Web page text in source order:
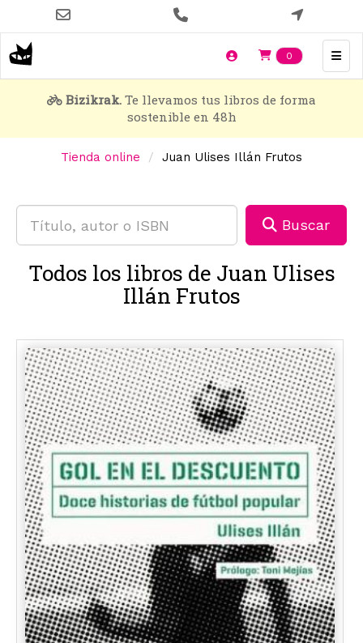
contenido
principal
0 Items en
Bizikrak. Te llevamos tus libros de forma
sostenible en 48h
Tienda online Juan Ulises Illán Frutos
Buscar
Todos los libros de Juan Ulises
Illán Frutos